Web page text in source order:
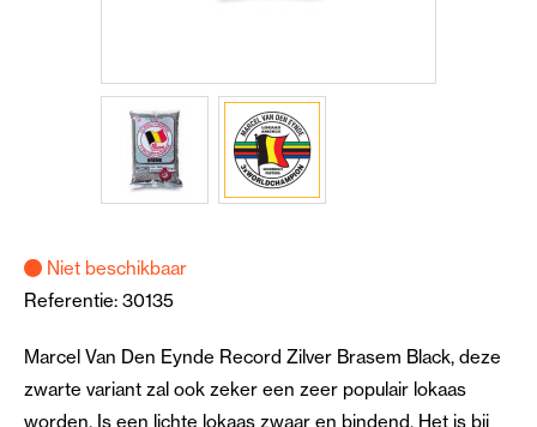
Niet beschikbaar
Referentie: 30135
Marcel Van Den Eynde Record Zilver Brasem Black, deze
zwarte variant zal ook zeker een zeer populair lokaas
worden. Is een lichte lokaas zwaar en bindend. Het is bij